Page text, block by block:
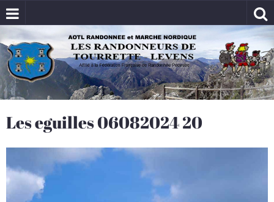
Les eguilles 06082024 20